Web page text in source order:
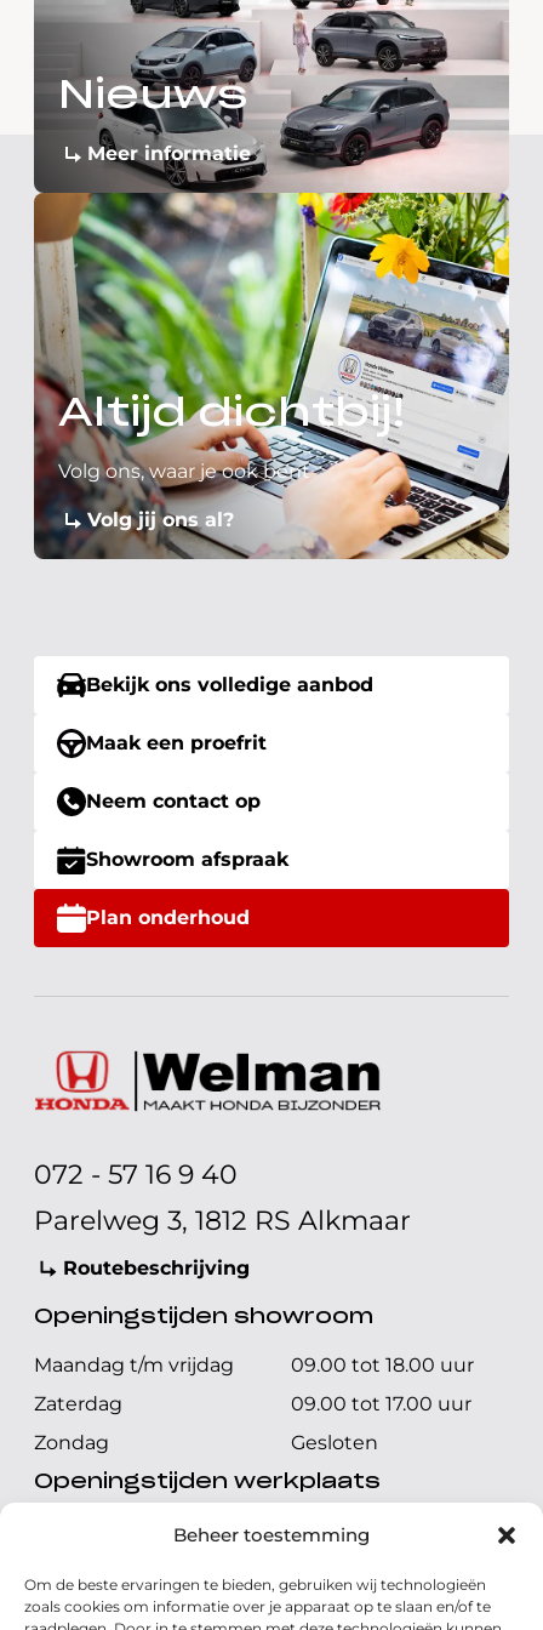
Beheer toestemming
Om de beste ervaringen te bieden, gebruiken wij technologieën
zoals cookies om informatie over je apparaat op te slaan en/of te
Nieuws
Meer informatie
Altijd dichtbij!
Volg ons, waar je ook bent
Volg jij ons al?
Bekijk ons volledige aanbod
Maak een proefrit
Neem contact op
Showroom afspraak
Plan onderhoud
072 - 57 16 9 40
Parelweg 3, 1812 RS Alkmaar
Routebeschrijving
Openingstijden showroom
Maandag t/m vrijdag
09.00 tot 18.00 uur
Zaterdag
09.00 tot 17.00 uur
Zondag
Gesloten
Openingstijden werkplaats
Maandag t/m vrijdag
08.00 tot 17.00 uur
Zondag
Gesloten